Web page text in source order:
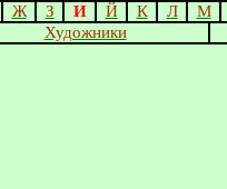
Ж З И Й К Л
М
Художники